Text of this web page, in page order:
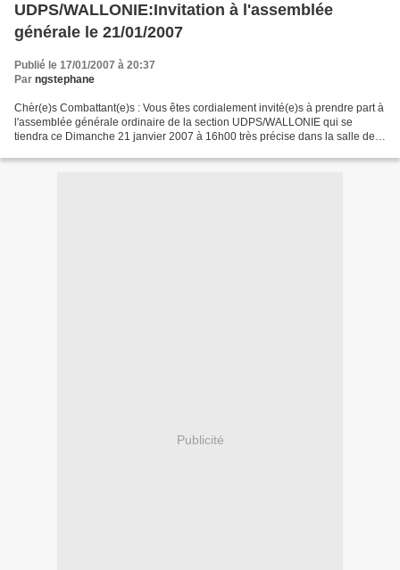
UDPS/WALLONIE:Invitation à l'assemblée
générale le 21/01/2007
Publié le 17/01/2007 à 20:37
Par ngstephane
Chèr(e)s Combattant(e)s : Vous êtes cordialement invité(e)s à prendre part à
l'assemblée générale ordinaire de la section UDPS/WALLONIE qui se
tiendra ce Dimanche 21 janvier 2007 à 16h00 très précise dans la salle de
Publicité